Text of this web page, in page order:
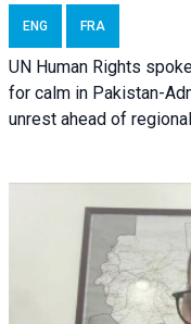
ENG FRA
UN Human Rights
for calm in Pakistan-
unrest ahead of